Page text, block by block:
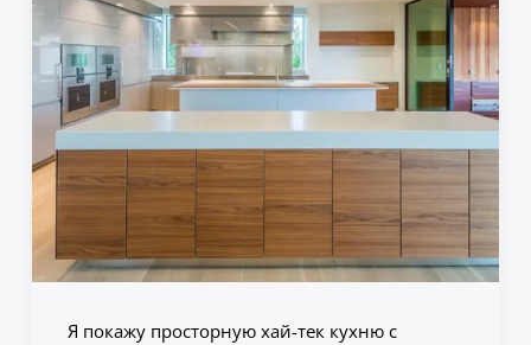
Я покажу просторную хай-тек кухню с